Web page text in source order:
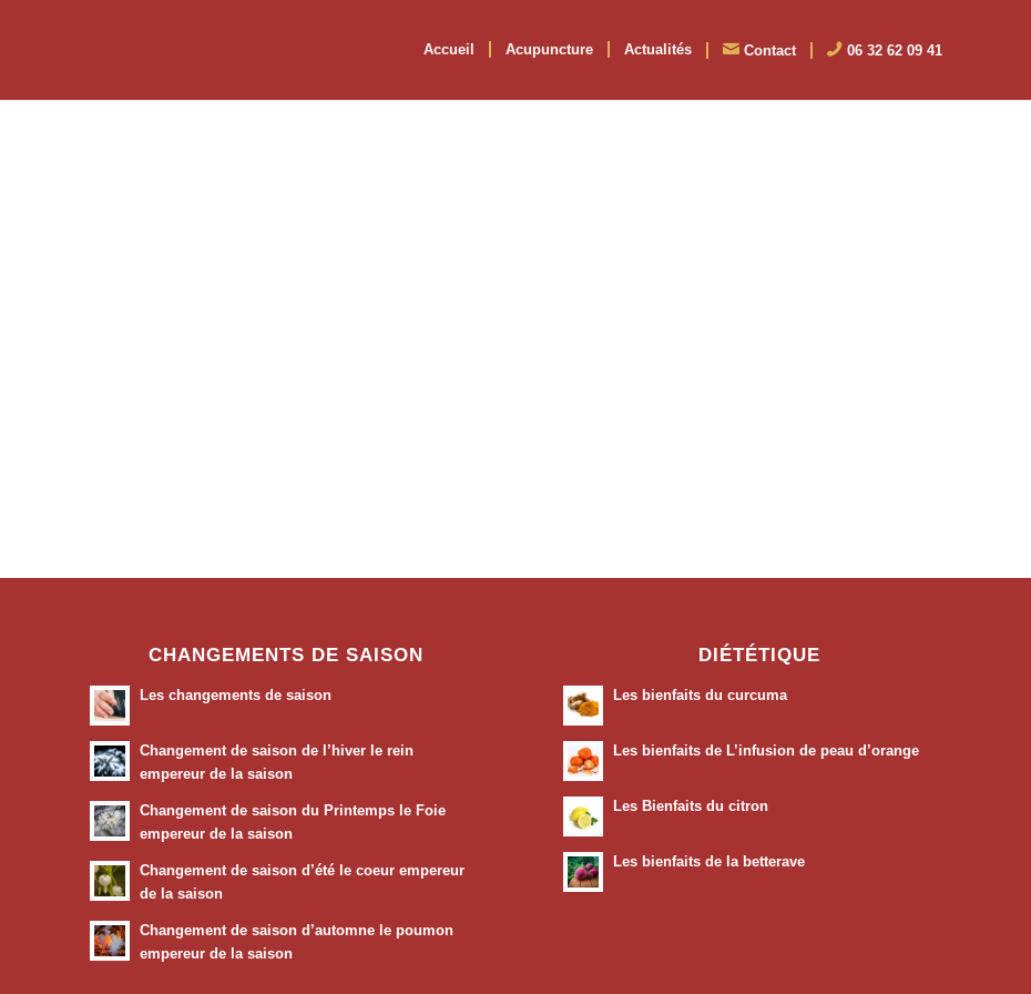
Accueil Acupuncture Actualités Contact 06 32 62 09 41
CHANGEMENTS DE SAISON
Les changements de saison
Changement de saison de l’hiver le rein
empereur de la saison
Changement de saison du Printemps le Foie
empereur de la saison
Changement de saison d’été le coeur empereur
de la saison
Changement de saison d’automne le poumon
empereur de la saison
DIÉTÉTIQUE
Les bienfaits du curcuma
Les bienfaits de L’infusion de peau d’orange
Les Bienfaits du citron
Les bienfaits de la betterave